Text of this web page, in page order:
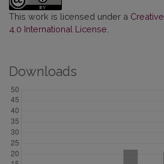
This work is licensed under a
4.0 International License
Downloads